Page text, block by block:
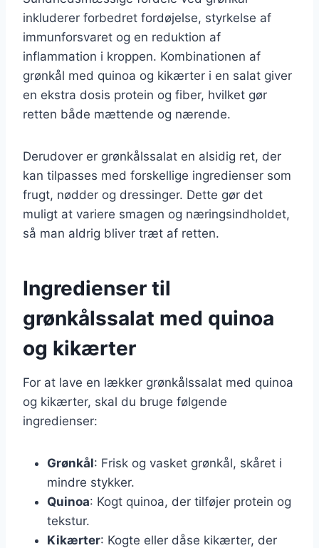
inkluderer forbedret fordøjelse, styrkelse af
immunforsvaret og en reduktion af
inflammation i kroppen. Kombinationen af
grønkål med quinoa og kikærter i en salat giver
en ekstra dosis protein og fiber, hvilket gør
retten både mættende og nærende.
Derudover er grønkålssalat en alsidig ret, der
kan tilpasses med forskellige ingredienser som
frugt, nødder og dressinger. Dette gør det
muligt at variere smagen og næringsindholdet,
så man aldrig bliver træt af retten.
Ingredienser til
grønkålssalat med quinoa
og kikærter
For at lave en lækker grønkålssalat med quinoa
og kikærter, skal du bruge følgende
ingredienser:
Grønkål: Frisk og vasket grønkål, skåret i
mindre stykker.
Quinoa: Kogt quinoa, der tilføjer protein og
tekstur.
Kikærter: Kogte eller dåse kikærter, der